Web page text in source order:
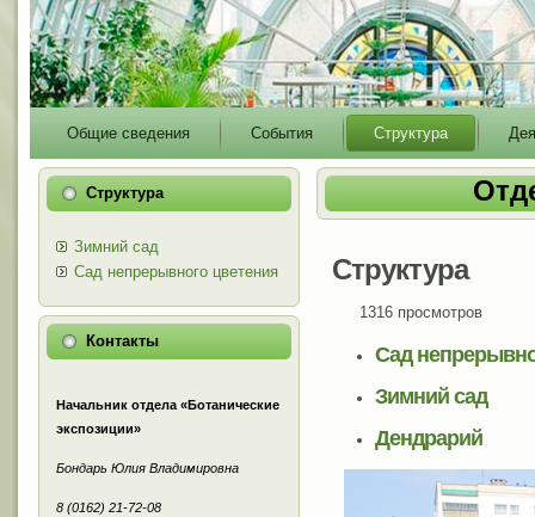
Main
menu
Общие сведения События Структура
Структура
Зимний сад
Сад непрерывного цветения
Контакты
Начальник отдела «Ботанические
экспозиции»
Бондарь Юлия Владимировна
8 (0162) 21-72-08
Структура
1316 просмотров
Сад
Зимний сад
Дендрарий